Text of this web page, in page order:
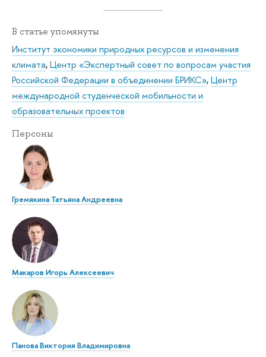
В статье упомянуты
Институт экономики природных ресурсов и изменения
климата,Центр «Экспертный совет по вопросам участия
Российской Федерации в объединении БРИКС»,Центр
международной студенческой мобильности и
образовательных проектов
Персоны
Гремякина Татьяна Андреевна
Макаров Игорь Алексеевич
Панова Виктория Владимировна